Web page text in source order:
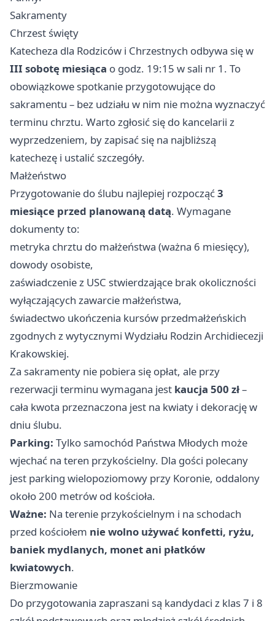
Sakramenty
Chrzest święty
Katecheza dla Rodziców i Chrzestnych odbywa się w
III sobotę miesiąca o godz. 19:15 w sali nr 1. To
obowiązkowe spotkanie przygotowujące do
sakramentu – bez udziału w nim nie można wyznaczyć
terminu chrztu. Warto zgłosić się do kancelarii z
wyprzedzeniem, by zapisać się na najbliższą
katechezę i ustalić szczegóły.
Małżeństwo
Przygotowanie do ślubu najlepiej rozpocząć3
miesiące przed planowaną datą. Wymagane
dokumenty to:
metryka chrztu do małżeństwa (ważna 6 miesięcy),
dowody osobiste,
zaświadczenie z USC stwierdzające brak okoliczności
wyłączających zawarcie małżeństwa,
świadectwo ukończenia kursów przedmałżeńskich
zgodnych z wytycznymi Wydziału Rodzin Archidiecezji
Krakowskiej.
Za sakramenty nie pobiera się opłat, ale przy
rezerwacji terminu wymagana jest kaucja 500 zł–
cała kwota przeznaczona jest na kwiaty i dekorację w
dniu ślubu.
Parking: Tylko samochód Państwa Młodych może
wjechać na teren przykościelny. Dla gości polecany
jest parking wielopoziomowy przy Koronie, oddalony
około 200 metrów od kościoła.
Ważne: Na terenie przykościelnym i na schodach
przed kościołem nie wolno używać konfetti, ryżu,
baniek mydlanych, monet ani płatków
kwiatowych.
Bierzmowanie
Do przygotowania zapraszani są kandydaci z klas 7 i 8